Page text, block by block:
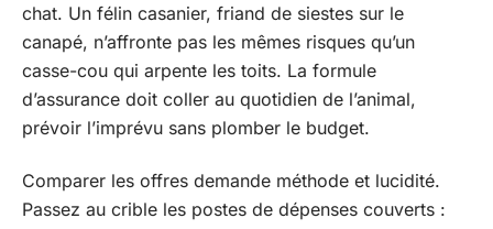
chat. Un félin casanier, friand de siestes sur le
canapé, n’affronte pas les mêmes risques qu’un
casse-cou qui arpente les toits. La formule
d’assurance doit coller au quotidien de l’animal,
prévoir l’imprévu sans plomber le budget.
Comparer les offres demande méthode et lucidité.
Passez au crible les postes de dépenses couverts :